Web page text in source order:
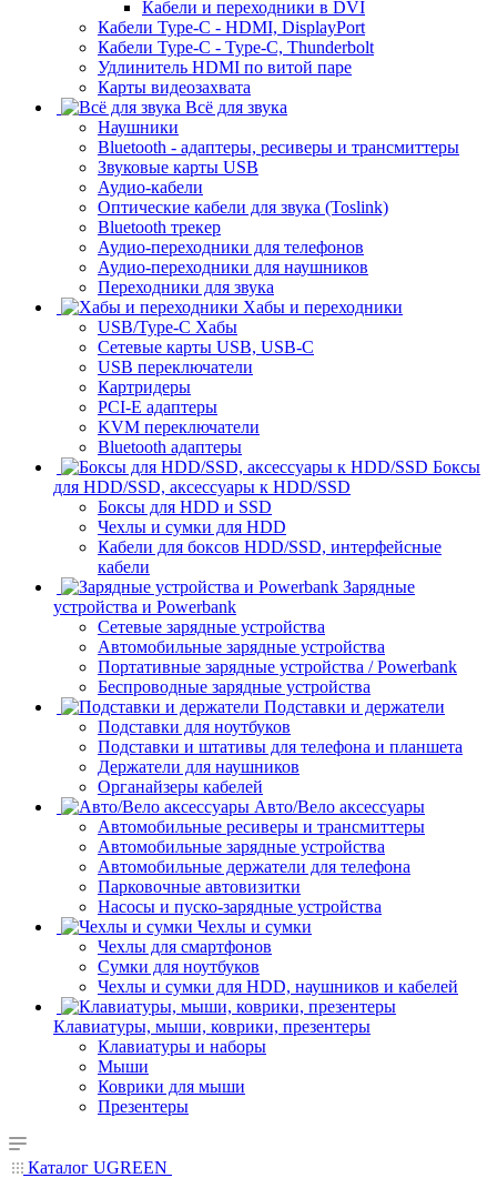
Кабели и переходники в DVI
Кабели Type-C - HDMI, DisplayPort
Кабели Type-C - Type-C, Thunderbolt
Удлинитель HDMI по витой паре
Карты видеозахвата
Всё для звука
Наушники
Bluetooth - адаптеры, ресиверы и трансмиттеры
Звуковые карты USB
Аудио-кабели
Оптические кабели для звука (Toslink)
Bluetooth трекер
Аудио-переходники для телефонов
Аудио-переходники для наушников
Переходники для звука
Хабы и переходники
USB/Type-C Хабы
Сетевые карты USB, USB-C
USB переключатели
Картридеры
PCI-E адаптеры
KVM переключатели
Bluetooth адаптеры
Боксы
для HDD/SSD, аксессуары к HDD/SSD
Боксы для HDD и SSD
Чехлы и сумки для HDD
Кабели для боксов HDD/SSD, интерфейсные
кабели
Зарядные
устройства и Powerbank
Сетевые зарядные устройства
Автомобильные зарядные устройства
Портативные зарядные устройства / Powerbank
Беспроводные зарядные устройства
Подставки и держатели
Подставки для ноутбуков
Подставки и штативы для телефона и планшета
Держатели для наушников
Органайзеры кабелей
Авто/Вело аксессуары
Автомобильные ресиверы и трансмиттеры
Автомобильные зарядные устройства
Автомобильные держатели для телефона
Парковочные автовизитки
Насосы и пуско-зарядные устройства
Чехлы и сумки
Чехлы для смартфонов
Сумки для ноутбуков
Чехлы и сумки для HDD, наушников и кабелей
Клавиатуры, мыши, коврики, презентеры
Клавиатуры и наборы
Мыши
Коврики для мыши
Презентеры
Каталог UGREEN